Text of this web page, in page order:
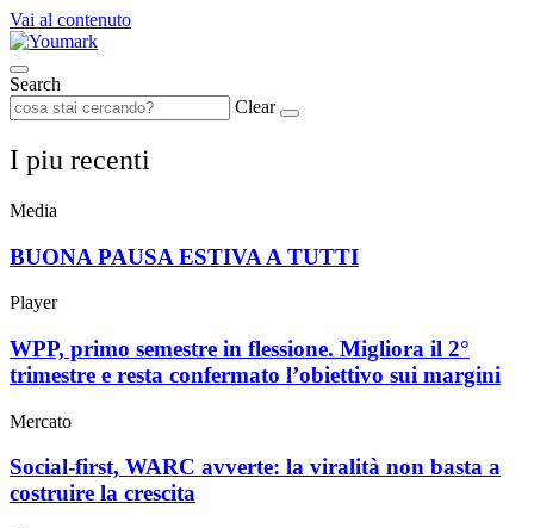
Vai al contenuto
Search
Clear
I piu recenti
Media
BUONA PAUSA ESTIVA A TUTTI
Player
WPP, primo semestre in flessione. Migliora il 2°
trimestre e resta confermato l’obiettivo sui margini
Mercato
Social-first, WARC avverte: la viralità non basta a
costruire la crescita